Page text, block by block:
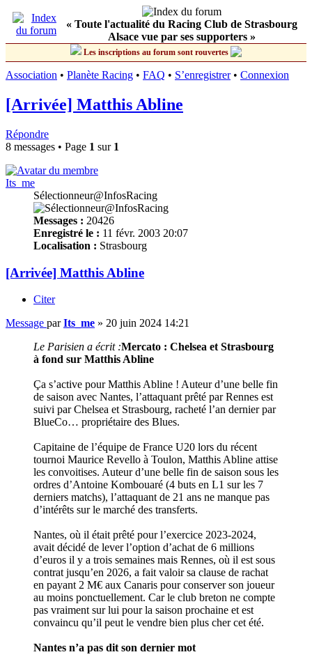
« Toute l'actualité du Racing Club de Strasbourg
Alsace vue par ses supporters »
Les inscriptions au forum sont rouvertes
Association • Planète Racing • FAQ • S’enregistrer• Connexion
[Arrivée] Matthis Abline
Répondre
8 messages • Page 1 sur 1
Its_me
Sélectionneur@InfosRacing
Messages : 20426
Enregistré le : 11 févr. 2003 20:07
Localisation : Strasbourg
[Arrivée] Matthis Abline
Citer
Message parIts_me » 20 juin 2024 14:21
Le Parisien a écrit :Mercato : Chelsea et Strasbourg
à fond sur Matthis Abline
Ça s’active pour Matthis Abline ! Auteur d’une belle fin
de saison avec Nantes, l’attaquant prêté par Rennes est
suivi par Chelsea et Strasbourg, racheté l’an dernier par
BlueCo… propriétaire des Blues.
Capitaine de l’équipe de France U20 lors du récent
tournoi Maurice Revello à Toulon, Matthis Abline attise
les convoitises. Auteur d’une belle fin de saison sous les
ordres d’Antoine Kombouaré (4 buts en L1 sur les 7
derniers matchs), l’attaquant de 21 ans ne manque pas
d’intérêts sur le marché des transferts.
Nantes, où il était prêté pour l’exercice 2023-2024,
avait décidé de lever l’option d’achat de 6 millions
d’euros il y a trois semaines mais Rennes, où il est sous
contrat jusqu’en 2026, a fait valoir sa clause de rachat
en payant 2 M€ aux Canaris pour conserver son joueur
au moins ponctuellement. Car le club breton ne compte
pas vraiment sur lui pour la saison prochaine et est
convaincu qu’il peut le vendre bien plus cher cet été.
Nantes n’a pas dit son dernier mot